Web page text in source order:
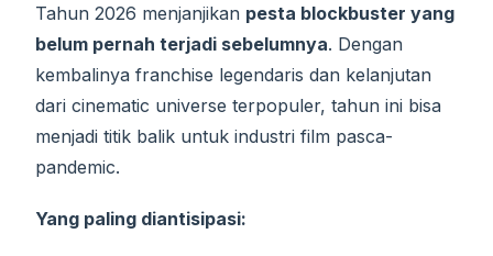
Tahun 2026 menjanjikan pesta blockbuster yang
belum pernah terjadi sebelumnya. Dengan
kembalinya franchise legendaris dan kelanjutan
dari cinematic universe terpopuler, tahun ini bisa
menjadi titik balik untuk industri film pasca-
pandemic.
Yang paling diantisipasi: